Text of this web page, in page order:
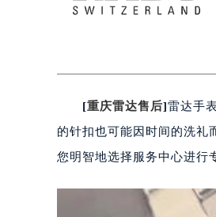
[重庆雷达售后]雷达手
的针扣也可能因时间的洗礼
您明智地选择服务中心进行